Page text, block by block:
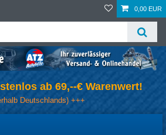
0,00 EUR
ab 69,--€ Warenwert!
Deutschlands) +++